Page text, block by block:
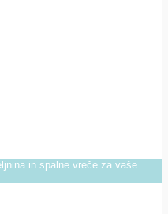
in spalne vreče za vaše